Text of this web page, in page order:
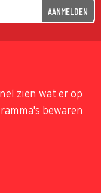
AANMELDEN
zien wat er op
bewaren